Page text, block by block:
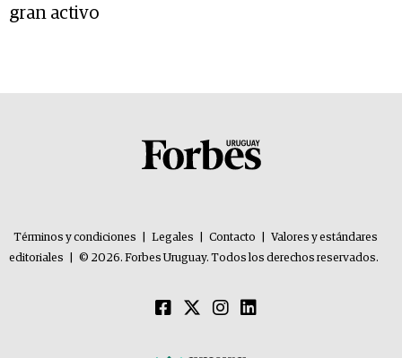
gran activo
Términos y condiciones Legales Contacto
Valores y estándares
editoriales
© 2026. Forbes Uruguay. Todos los derechos reservados.